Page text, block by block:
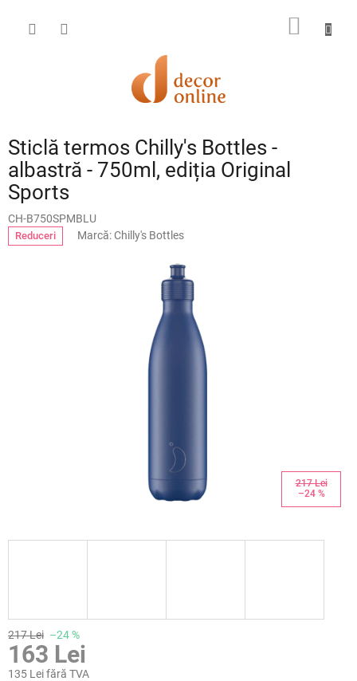
conținut
COŞ
Sticlă termos Chilly's Bottles -
albastră - 750ml, ediția Original
Sports
CH-B750SPMBLU
Reduceri Marcă:Chilly's Bottles
217 Lei
–24 %
217 Lei –24 %
163 Lei
135 Lei fără TVA